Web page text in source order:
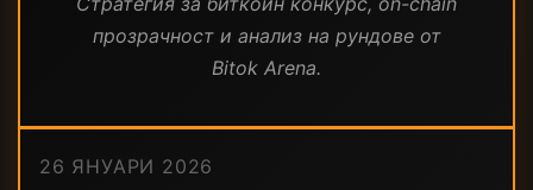
прозрачност и анализ на рундове от
Bitok Arena.
26 ЯНУАРИ 2026